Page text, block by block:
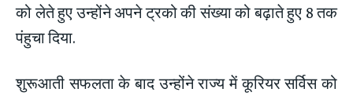
को लेते हुए उन्होंने अपने ट्रको की संख्या को बढ़ाते हुए 8 तक
पंहुचा दिया.
शुरूआती सफलता के बाद उन्होंने राज्य में कूरियर सर्विस को